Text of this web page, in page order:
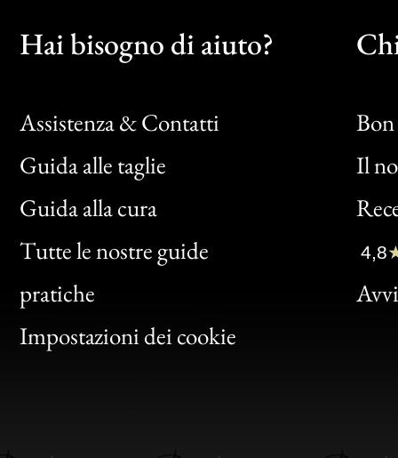
Hai bisogno di aiuto?
Assistenza & Contatti
Guida alle taglie
Guida alla cura
Tutte le nostre guide
pratiche
Impostazioni dei cookie
Il
Bon
Clic
Bon
4,8